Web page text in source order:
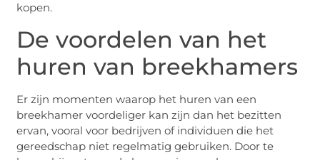
kopen.
De voordelen van het
huren van breekhamers
Er zijn momenten waarop het huren van een
breekhamer voordeliger kan zijn dan het bezitten
ervan, vooral voor bedrijven of individuen die het
gereedschap niet regelmatig gebruiken. Door te